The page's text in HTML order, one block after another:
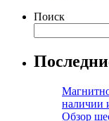
Поиск
наличии
Обзор